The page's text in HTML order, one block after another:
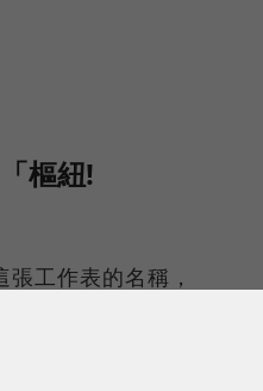
樞紐!
工作表的名稱，
大部分的時候 Excel 會
輸入資料範圍來設定。